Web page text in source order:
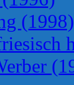
(1998)